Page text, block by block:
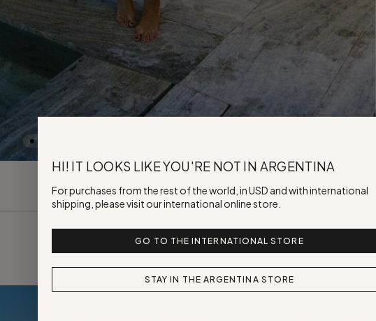
Productos Relacionados
HI! IT LOOKS LIKE YOU'RE NOT IN ARGENTINA
For purchases from the rest of the world, in USD and with international
shipping, please visit our international online store.
GO TO THE INTERNATIONAL STORE
STAY IN THE ARGENTINA STORE